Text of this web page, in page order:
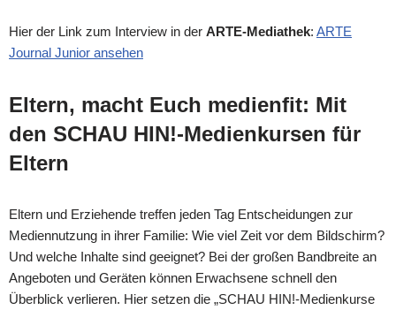
Hier der Link zum Interview in der ARTE-Mediathek: ARTE
Journal Junior ansehen
Eltern, macht Euch medienfit: Mit
den SCHAU HIN!-Medienkursen für
Eltern
Eltern und Erziehende treffen jeden Tag Entscheidungen zur
Mediennutzung in ihrer Familie: Wie viel Zeit vor dem Bildschirm?
Und welche Inhalte sind geeignet? Bei der großen Bandbreite an
Angeboten und Geräten können Erwachsene schnell den
Überblick verlieren. Hier setzen die „SCHAU HIN!-Medienkurse